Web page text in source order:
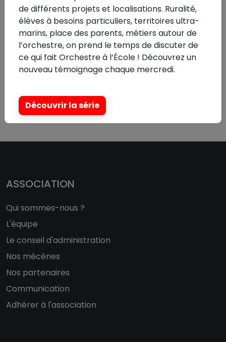
Pour mettre en place une formation écrivez-nous
formation@orchestre-ecole.com 💌
Partager sur :
ASSOCIATION
Qui sommes-nous ?
L'équipe
Le conseil d'administration
Nos mécènes
Nos partenaires
Communication
Adhérer à l'association
de différents projets et localisations. Ruralité,
élèves à besoins particuliers, territoires ultra-
marins, place des parents, métiers autour de
l’orchestre, on prend le temps de discuter de
ce qui fait Orchestre à l’École ! Découvrez un
nouveau témoignage chaque mercredi.
Découvrir la série